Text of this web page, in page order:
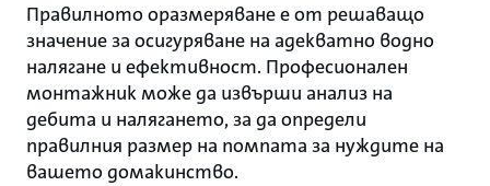
Правилното оразмеряване е от решаващо
значение за осигуряване на адекватно водно
налягане и ефективност. Професионален
монтажник може да извърши анализ на
дебита и налягането, за да определи
правилния размер на помпата за нуждите на
вашето домакинство.